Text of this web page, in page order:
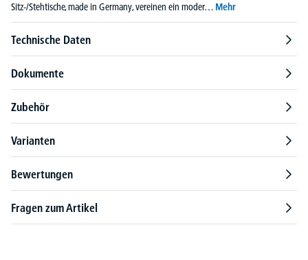
Sitz-/Stehtische, made in Germany, vereinen ein moder… Mehr
Technische Daten
Dokumente
Zubehör
Varianten
Bewertungen
Fragen zum Artikel